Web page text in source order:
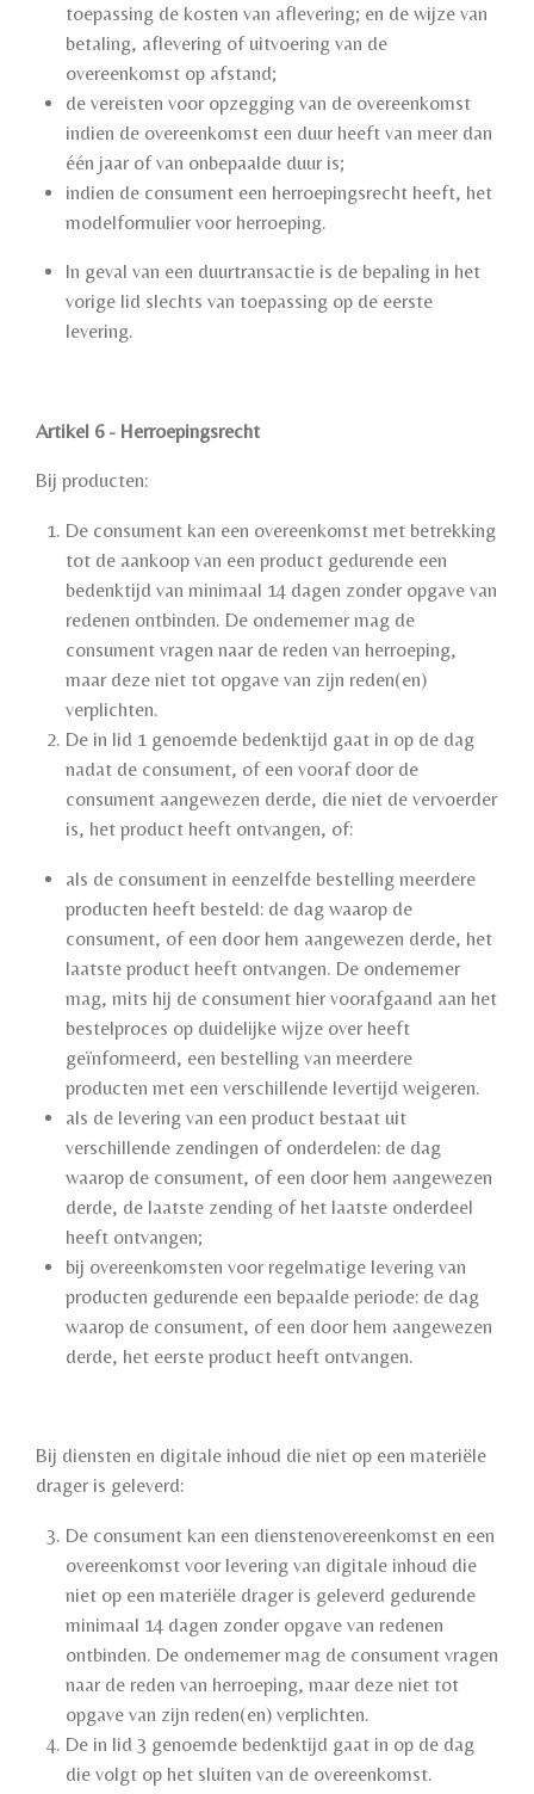
toepassing de kosten van aflevering; en de wijze van
betaling, aflevering of uitvoering van de
overeenkomst op afstand;
de vereisten voor opzegging van de overeenkomst
indien de overeenkomst een duur heeft van meer dan
één jaar of van onbepaalde duur is;
indien de consument een herroepingsrecht heeft, het
modelformulier voor herroeping.
In geval van een duurtransactie is de bepaling in het
vorige lid slechts van toepassing op de eerste
levering.
Artikel 6 - Herroepingsrecht
Bij producten:
De consument kan een overeenkomst met betrekking
tot de aankoop van een product gedurende een
bedenktijd van minimaal 14 dagen zonder opgave van
redenen ontbinden. De ondernemer mag de
consument vragen naar de reden van herroeping,
maar deze niet tot opgave van zijn reden(en)
verplichten.
De in lid 1 genoemde bedenktijd gaat in op de dag
nadat de consument, of een vooraf door de
consument aangewezen derde, die niet de vervoerder
is, het product heeft ontvangen, of:
als de consument in eenzelfde bestelling meerdere
producten heeft besteld: de dag waarop de
consument, of een door hem aangewezen derde, het
laatste product heeft ontvangen. De ondernemer
mag, mits hij de consument hier voorafgaand aan het
bestelproces op duidelijke wijze over heeft
geïnformeerd, een bestelling van meerdere
producten met een verschillende levertijd weigeren.
als de levering van een product bestaat uit
verschillende zendingen of onderdelen: de dag
waarop de consument, of een door hem aangewezen
derde, de laatste zending of het laatste onderdeel
heeft ontvangen;
bij overeenkomsten voor regelmatige levering van
producten gedurende een bepaalde periode: de dag
waarop de consument, of een door hem aangewezen
derde, het eerste product heeft ontvangen.
Bij diensten en digitale inhoud die niet op een materiële
drager is geleverd:
De consument kan een dienstenovereenkomst en een
overeenkomst voor levering van digitale inhoud die
niet op een materiële drager is geleverd gedurende
minimaal 14 dagen zonder opgave van redenen
ontbinden. De ondernemer mag de consument vragen
naar de reden van herroeping, maar deze niet tot
opgave van zijn reden(en) verplichten.
De in lid 3 genoemde bedenktijd gaat in op de dag
die volgt op het sluiten van de overeenkomst.